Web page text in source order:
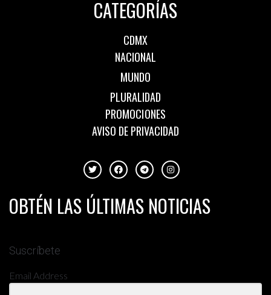
CATEGORÍAS
CDMX
NACIONAL
MUNDO
PLURALIDAD
PROMOCIONES
AVISO DE PRIVACIDAD
OBTÉN LAS ÚLTIMAS NOTICIAS
Suscríbete
Email Address